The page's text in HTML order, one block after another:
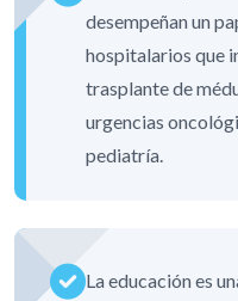
desempeñan un
hospitalarios que
trasplante de
urgencias
pediatría.
La educación es